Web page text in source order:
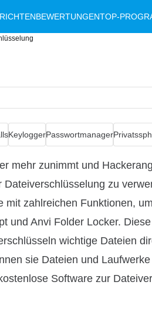
BEWERTUNGENTOP-
KeyloggerPasswortmanager
mehr zunimmt und
zu
mit zahlreichen Funktionen,
und Anvi Folder Locker.
wichtige Dateien
sie Dateien und
Software zur